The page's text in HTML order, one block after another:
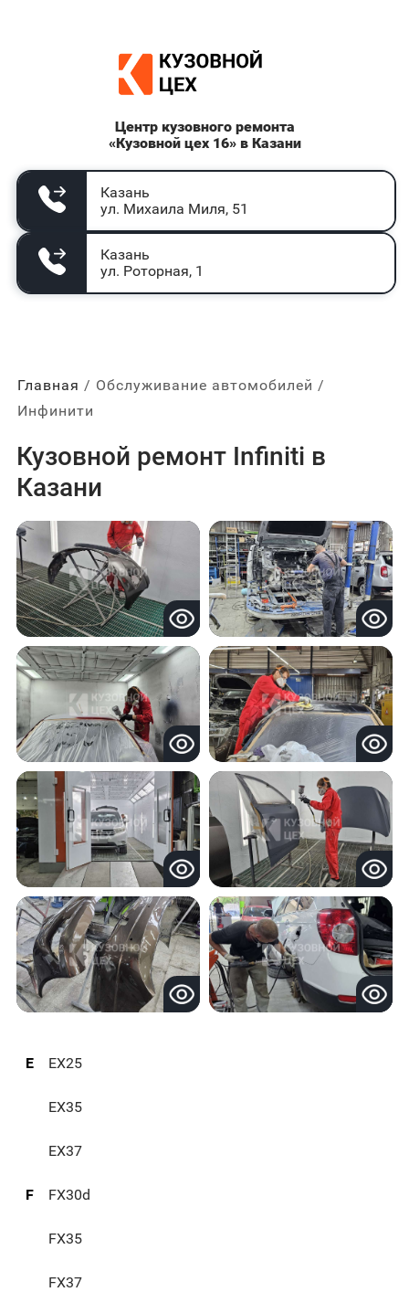
Центр кузовного ремонта
«Кузовной цех 16» в Казани
Казань
ул. Михаила Миля, 51
Казань
ул. Роторная, 1
Главная
Обслуживание автомобилей
Инфинити
Кузовной ремонт Infiniti в
Казани
E EX25
EX35
EX37
F FX30d
FX35
FX37